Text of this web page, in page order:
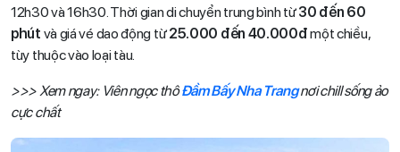
12h30 và 16h30. Thời gian di chuyển trung bình từ30 đến 60
phút và giá vé dao động từ25.000 đến 40.000đmột chiều,
tùy thuộc vào loại tàu.
>>> Xem ngay: Viên ngọc thôĐầm Bấy Nha Trangnơi chill sống ảo
cực chất